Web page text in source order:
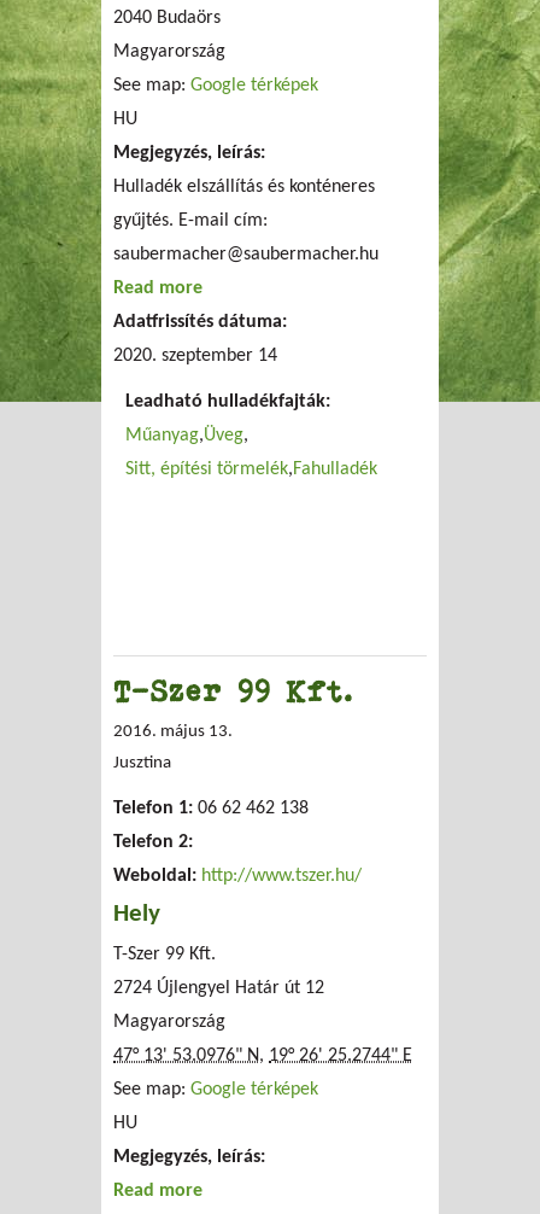
2040 Budaörs
Magyarország
See map: Google térképek
HU
Megjegyzés, leírás:
Hulladék elszállítás és konténeres
gyűjtés. E-mail cím:
saubermacher@saubermacher.hu
Read more
Adatfrissítés dátuma:
2020. szeptember 14
Leadható hulladékfajták:
Műanyag Üveg
Sitt, építési törmelék Fahulladék
T-Szer 99 Kft.
2016. május 13.
Jusztina
Telefon 1: 06 62 462 138
Telefon 2:
Weboldal: http://www.tszer.hu/
Hely
T-Szer 99 Kft.
2724 Újlengyel Határ út 12
Magyarország
47° 13' 53.0976" N, 19° 26' 25.2744" E
See map: Google térképek
HU
Megjegyzés, leírás:
Read more